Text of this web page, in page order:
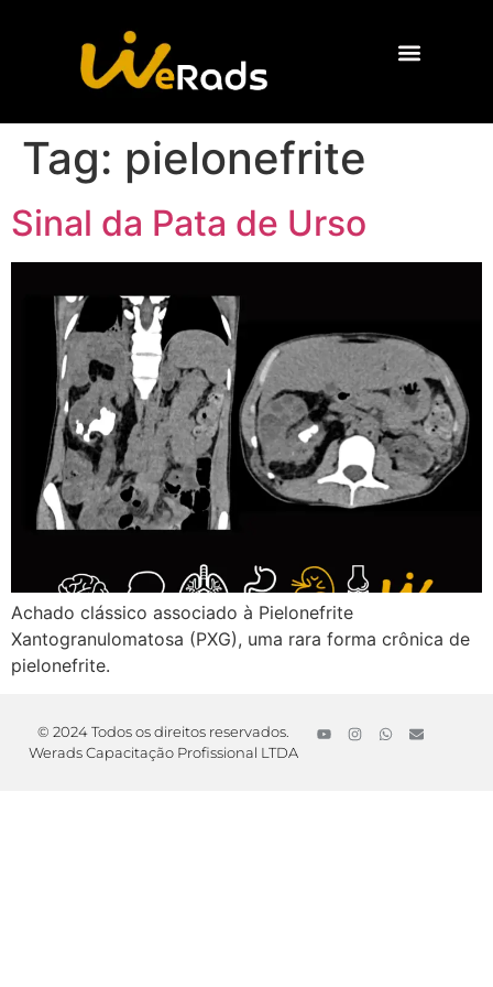
Tag: pielonefrite
Sinal da Pata de Urso
Achado clássico associado à Pielonefrite
Xantogranulomatosa (PXG), uma rara forma crônica de
pielonefrite.
© 2024 Todos os direitos reservados.
Werads Capacitação Profissional LTDA